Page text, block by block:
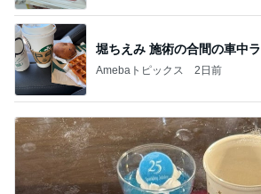
堀ちえみ 施術の合間の車中
Amebaトピックス 2日前